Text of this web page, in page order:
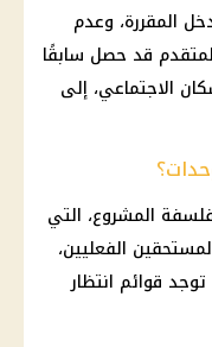
المقررة، وعدم
قد حصل سابقًا
الاجتماعي، إلى
المشروع، التي
الفعليين،
قوائم انتظار